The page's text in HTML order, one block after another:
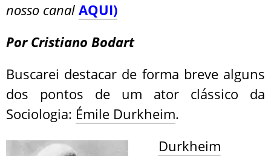
nosso canal AQUI)
Por Cristiano Bodart
Buscarei destacar de forma breve alguns
dos pontos de um ator clássico da
Sociologia: Émile Durkheim.
Durkheim